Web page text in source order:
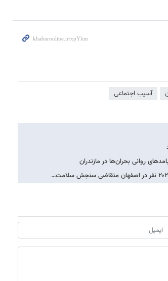
آسیب اجتماعی
روانی بحران‌ها در مازندران